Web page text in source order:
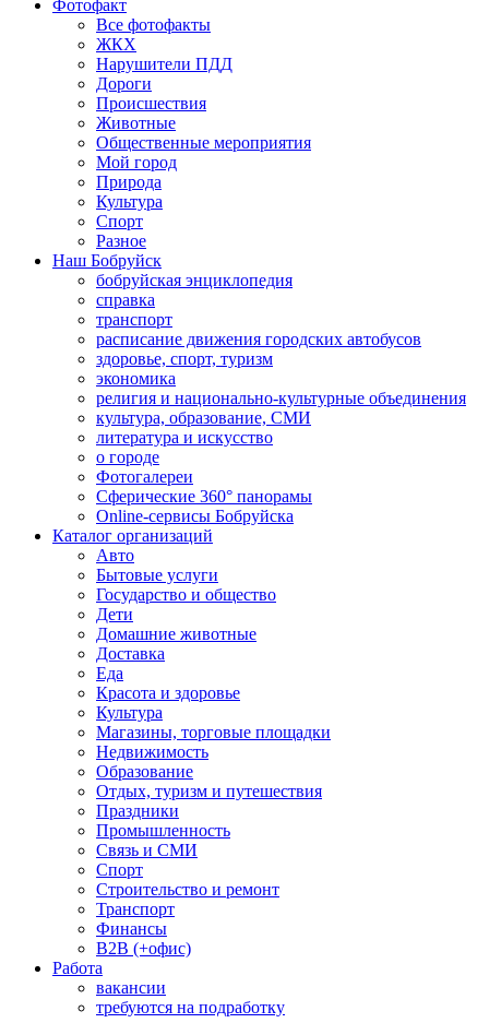
Фотофакт
Все фотофакты
ЖКХ
Нарушители ПДД
Дороги
Происшествия
Животные
Общественные мероприятия
Мой город
Природа
Культура
Спорт
Разное
Наш Бобруйск
бобруйская энциклопедия
справка
транспорт
расписание движения городских автобусов
здоровье, спорт, туризм
экономика
религия и национально-культурные объединения
культура, образование, СМИ
литература и искусство
о городе
Фотогалереи
Сферические 360° панорамы
Online-сервисы Бобруйска
Каталог организаций
Авто
Бытовые услуги
Государство и общество
Дети
Домашние животные
Доставка
Еда
Красота и здоровье
Культура
Магазины, торговые площадки
Недвижимость
Образование
Отдых, туризм и путешествия
Праздники
Промышленность
Связь и СМИ
Спорт
Строительство и ремонт
Транспорт
Финансы
B2B (+офис)
Работа
вакансии
требуются на подработку